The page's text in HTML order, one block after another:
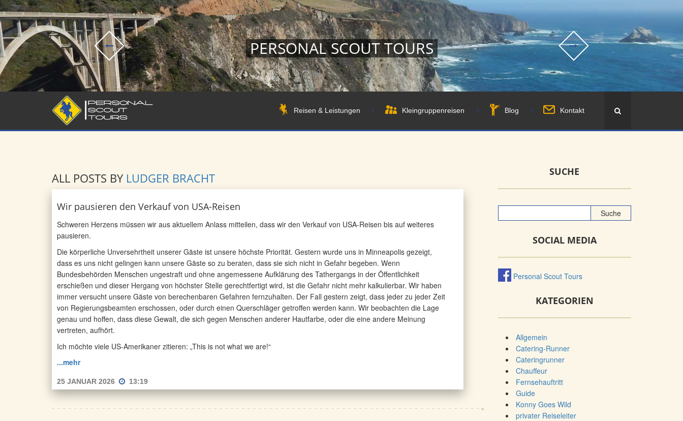
PERSONAL SCOUT TOURS
Reisen & Leistungen Kleingruppenreisen Blog Kontakt
ALL POSTS BY LUDGER BRACHT
Wir pausieren den Verkauf von USA-Reisen
Schweren Herzens müssen wir aus aktuellem Anlass mitteilen, dass wir den Verkauf von USA-Reisen bis auf weiteres
pausieren.
Die körperliche Unversehrtheit unserer Gäste ist unsere höchste Priorität. Gestern wurde uns in Minneapolis gezeigt,
dass es uns nicht gelingen kann unsere Gäste so zu beraten, dass sie sich nicht in Gefahr begeben. Wenn
Bundesbehörden Menschen ungestraft und ohne angemessene Aufklärung des Tathergangs in der Öffentlichkeit
erschießen und dieser Hergang von höchster Stelle gerechtfertigt wird, ist die Gefahr nicht mehr kalkulierbar. Wir haben
immer versucht unsere Gäste von berechenbaren Gefahren fernzuhalten. Der Fall gestern zeigt, dass jeder zu jeder Zeit
von Regierungsbeamten erschossen, oder durch einen Querschläger getroffen werden kann. Wir beobachten die Lage
genau und hoffen, dass diese Gewalt, die sich gegen Menschen anderer Hautfarbe, oder die eine andere Meinung
vertreten, aufhört.
Ich möchte viele US-Amerikaner zitieren: „This is not what we are!“
...mehr
25 JANUAR 2026 13:19
SUCHE
SOCIAL MEDIA
Personal Scout Tours
KATEGORIEN
Allgemein
Catering-Runner
Cateringrunner
Chauffeur
Fernsehauftritt
Guide
Konny Goes Wild
privater Reiseleiter